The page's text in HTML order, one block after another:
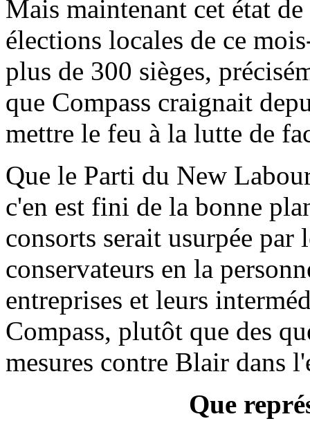
Mais maintenant cet état
élections locales de ce
plus de 300 sièges,
que Compass craignait
mettre le feu à la lutte de
Que le Parti du New
c'en est fini de la bonne
consorts serait usurpée
conservateurs en la
entreprises et leurs
Compass, plutôt que des
mesures contre Blair dans
Que